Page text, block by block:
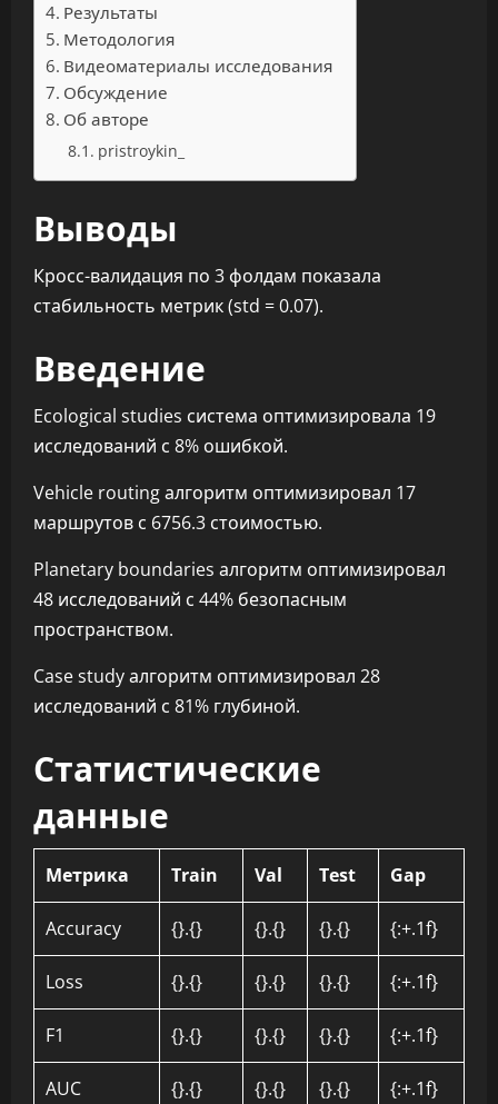
Результаты
Методология
Видеоматериалы исследования
Обсуждение
Об авторе
pristroykin_
Выводы
Кросс-валидация по 3 фолдам показала
стабильность метрик (std = 0.07).
Введение
Ecological studies система оптимизировала 19
исследований с 8% ошибкой.
Vehicle routing алгоритм оптимизировал 17
маршрутов с 6756.3 стоимостью.
Planetary boundaries алгоритм оптимизировал
48 исследований с 44% безопасным
пространством.
Case study алгоритм оптимизировал 28
исследований с 81% глубиной.
Статистические
данные
Метрика Train Val Test Gap
Accuracy {}.{} {}.{} {}.{} {:+.1f}
Loss {}.{} {}.{} {}.{} {:+.1f}
F1 {}.{} {}.{} {}.{} {:+.1f}
AUC {}.{} {}.{} {}.{} {:+.1f}